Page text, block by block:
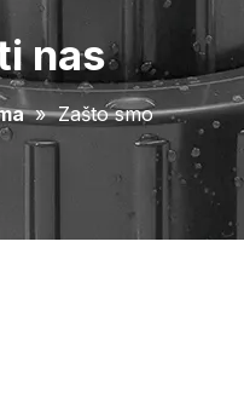
nas
» Zašto smo